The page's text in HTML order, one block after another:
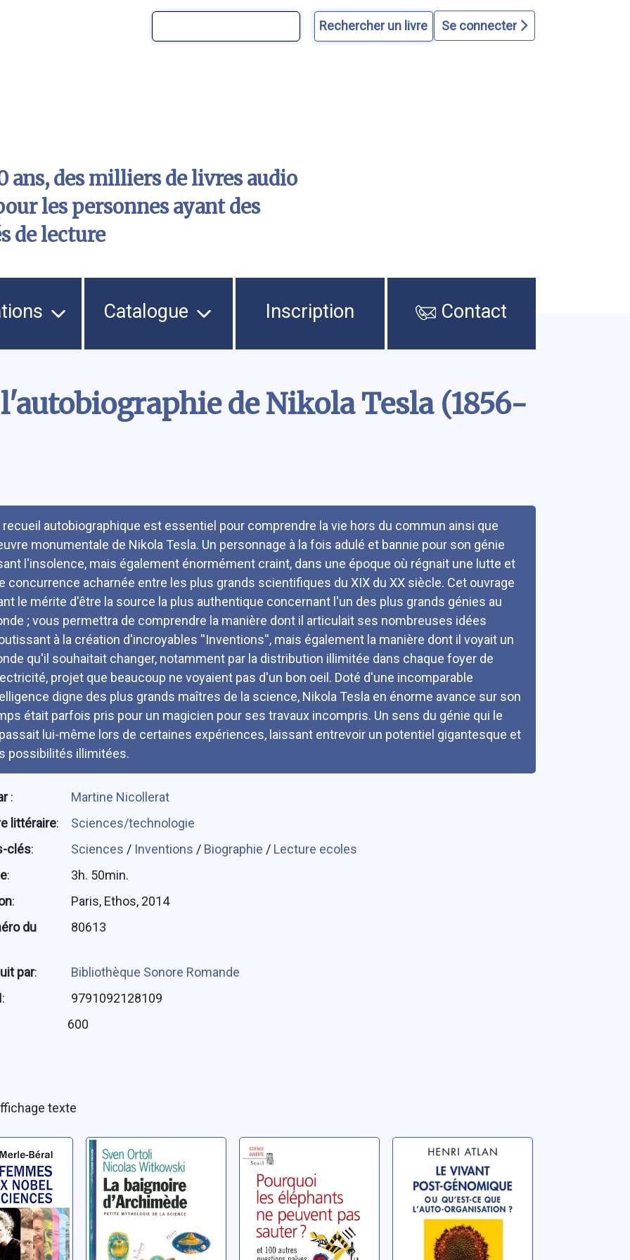
Se connecter
ans, des milliers de livres audio
les personnes ayant des
de lecture
Catalogue Inscription Contact
de Nikola Tesla (1856-
recueil autobiographique est essentiel pour comprendre la vie hors du commun ainsi que
monumentale de Nikola Tesla. Un personnage à la fois adulé et bannie pour son génie
l'insolence, mais également énormément craint, dans une époque où régnait une lutte et
concurrence acharnée entre les plus grands scientifiques du XIX du XX siècle. Cet ouvrage
le mérite d'être la source la plus authentique concernant l'un des plus grands génies au
; vous permettra de comprendre la manière dont il articulait ses nombreuses idées
à la création d'incroyables ''Inventions'', mais également la manière dont il voyait un
qu'il souhaitait changer, notamment par la distribution illimitée dans chaque foyer de
projet que beaucoup ne voyaient pas d'un bon oeil. Doté d'une incomparable
digne des plus grands maîtres de la science, Nikola Tesla en énorme avance sur son
était parfois pris pour un magicien pour ses travaux incompris. Un sens du génie qui le
lui-même lors de certaines expériences, laissant entrevoir un potentiel gigantesque et
possibilités illimitées.
:
Martine Nicollerat
littéraire:
Sciences/technologie
clés: Sciences / Inventions / Biographie / Lecture ecoles
:
3h. 50min.
:
Paris, Ethos, 2014
du
80613
par:
Bibliothèque Sonore Romande
:
9791092128109
600
texte
prix
Hélène
La baignoire
d'Archimède:
petite
mythologie de la
science
Ortoli, Sven
Pourquoi les
éléphants ne
peuvent pas
sauter ?: et 100
questions naïves
et subtiles
New Scientist
Le vivant post-
génomique ou
Qu'est-ce que
l'auto-
organisation ?
Atlan, Henri